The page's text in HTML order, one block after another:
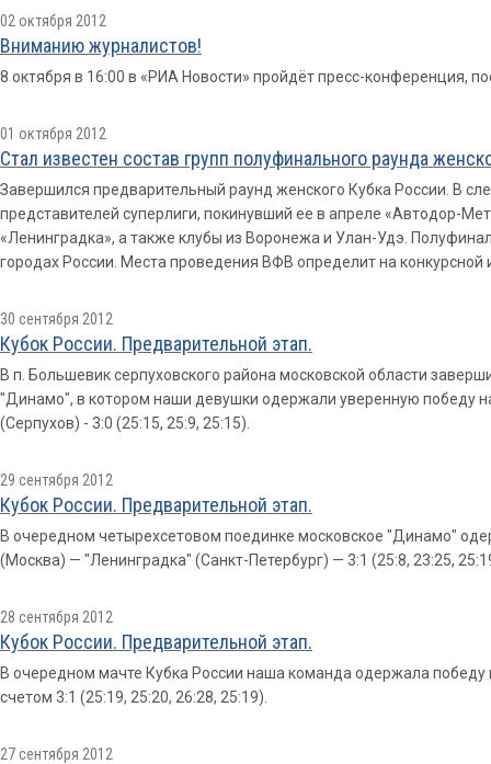
02 октября 2012
Вниманию журналистов!
8 октября в 16:00 в «РИА Новости» пройдёт пресс-конференция,
01 октября 2012
Стал известен состав групп полуфинального раунда
Завершился предварительный раунд женского Кубка России. В
представителей суперлиги, покинувший ее в апреле «Автодор-
«Ленинградка», а также клубы из Воронежа и Улан-Удэ.
городах России. Места проведения ВФВ определит на конкурсной
30 сентября 2012
Кубок России. Предварительной этап.
В п. Большевик серпуховского района московской области
"Динамо", в котором наши девушки одержали уверенную победу
(Серпухов) - 3:0 (25:15, 25:9, 25:15).
29 сентября 2012
Кубок России. Предварительной этап.
В очередном четырехсетовом поединке московское "Динамо"
(Москва) — "Ленинградка" (Санкт-Петербург) — 3:1 (25:8, 23:25,
28 сентября 2012
Кубок России. Предварительной этап.
В очередном мачте Кубка России наша команда одержала
счетом 3:1 (25:19, 25:20, 26:28, 25:19).
27 сентября 2012